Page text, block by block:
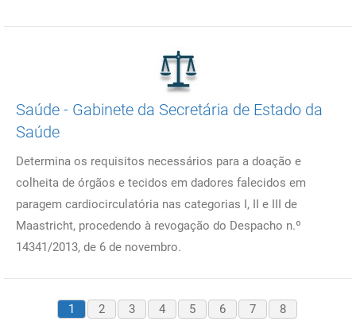
Saúde - Gabinete da Secretária de Estado da
Saúde
Determina os requisitos necessários para a doação e
colheita de órgãos e tecidos em dadores falecidos em
paragem cardiocirculatória nas categorias I, II e III de
Maastricht, procedendo à revogação do Despacho n.º
14341/2013, de 6 de novembro.
1 2 3 4 5 6 7 8